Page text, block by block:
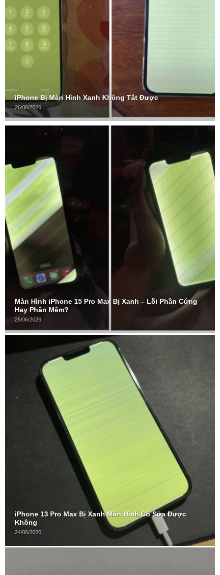
iPhone Bị Màn Hình Xanh Không Tắt Được
26/06/2026
Màn Hình iPhone 15 Pro Max Bị Xanh – Lỗi Phần Cứng
Hay Phần Mềm?
25/06/2026
iPhone 13 Pro Max Bị Xanh Màn Hình Có Sửa Được
Không
24/06/2026